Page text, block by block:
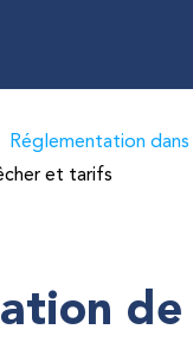
Réglementation dans
et tarifs
de